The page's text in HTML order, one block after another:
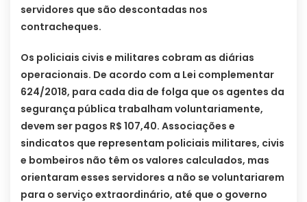
servidores que são descontadas nos
contracheques.
Os policiais civis e militares cobram as diárias
operacionais. De acordo com a Lei complementar
624/2018, para cada dia de folga que os agentes da
segurança pública trabalham voluntariamente,
devem ser pagos R$ 107,40. Associações e
sindicatos que representam policiais militares, civis
e bombeiros não têm os valores calculados, mas
orientaram esses servidores a não se voluntariarem
para o serviço extraordinário, até que o governo